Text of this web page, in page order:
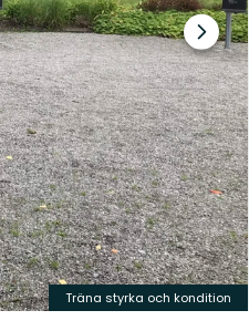
Nästa
bildspel
Träna styrka och kondition